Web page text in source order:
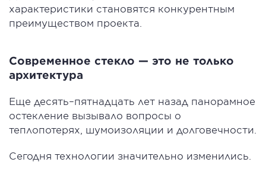
характеристики становятся конкурентным
преимуществом проекта.
Современное стекло — это не только
архитектура
Еще десять–пятнадцать лет назад панорамное
остекление вызывало вопросы о
теплопотерях, шумоизоляции и долговечности.
Сегодня технологии значительно изменились.